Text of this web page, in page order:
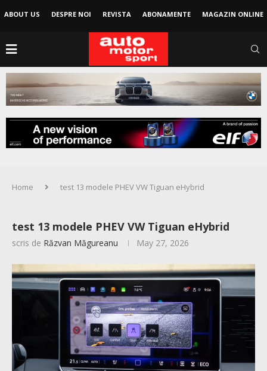
ABOUT US DESPRE NOI REVISTA ABONAMENTE MAGAZIN ONLINE
Home test 13 modele PHEV VW Tiguan eHybrid
test 13 modele PHEV VW Tiguan eHybrid
scris de Răzvan Măgureanu May 27, 2026